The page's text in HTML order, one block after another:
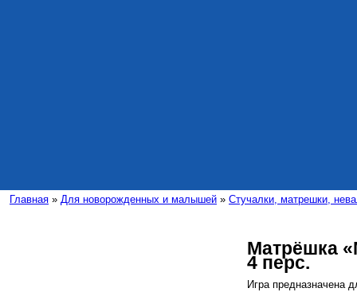
Главная » Для новорожденных и малышей » Стучалки, матрешки,
Матрёшка
4 перс.
Игра предназначена